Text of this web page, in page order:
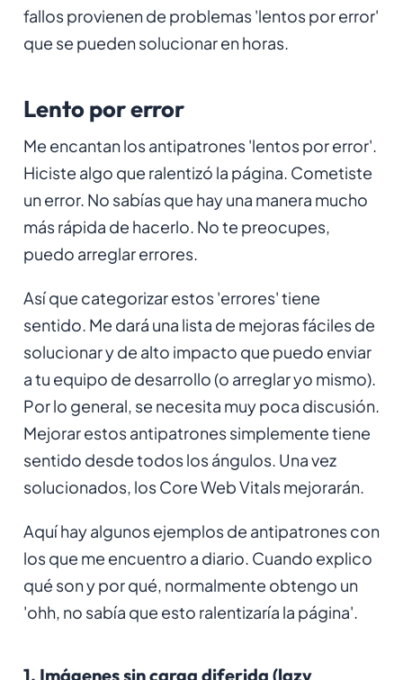
fallos provienen de problemas 'lentos por error'
que se pueden solucionar en horas.
Lento por error
Me encantan los antipatrones 'lentos por error'.
Hiciste algo que ralentizó la página. Cometiste
un error. No sabías que hay una manera mucho
más rápida de hacerlo. No te preocupes,
puedo arreglar errores.
Así que categorizar estos 'errores' tiene
sentido. Me dará una lista de mejoras fáciles de
solucionar y de alto impacto que puedo enviar
a tu equipo de desarrollo (o arreglar yo mismo).
Por lo general, se necesita muy poca discusión.
Mejorar estos antipatrones simplemente tiene
sentido desde todos los ángulos. Una vez
solucionados, los Core Web Vitals mejorarán.
Aquí hay algunos ejemplos de antipatrones con
los que me encuentro a diario. Cuando explico
qué son y por qué, normalmente obtengo un
'ohh, no sabía que esto ralentizaría la página'.
1. Imágenes sin carga diferida (lazy